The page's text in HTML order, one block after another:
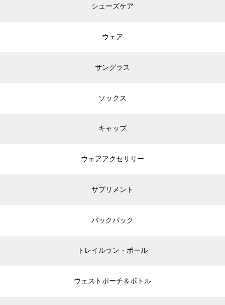
シューズケア
ウェア
サングラス
ソックス
キャップ
ウェアアクセサリー
サプリメント
バックパック
トレイルラン・ポール
ウェストポーチ＆ボトル